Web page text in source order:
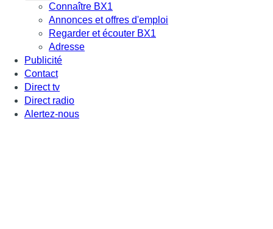
Connaître BX1
Annonces et offres d'emploi
Regarder et écouter BX1
Adresse
Publicité
Contact
Direct tv
Direct radio
Alertez-nous